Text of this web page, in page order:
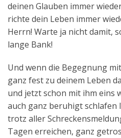
deinen Glauben immer
richte dein Leben immer
Herrn! Warte ja nicht damit,
lange Bank!
Und wenn die Begegnung
ganz fest zu deinem Leben
und jetzt schon mit ihm eins
auch ganz beruhigt schlafen
trotz aller
Tagen erreichen, ganz